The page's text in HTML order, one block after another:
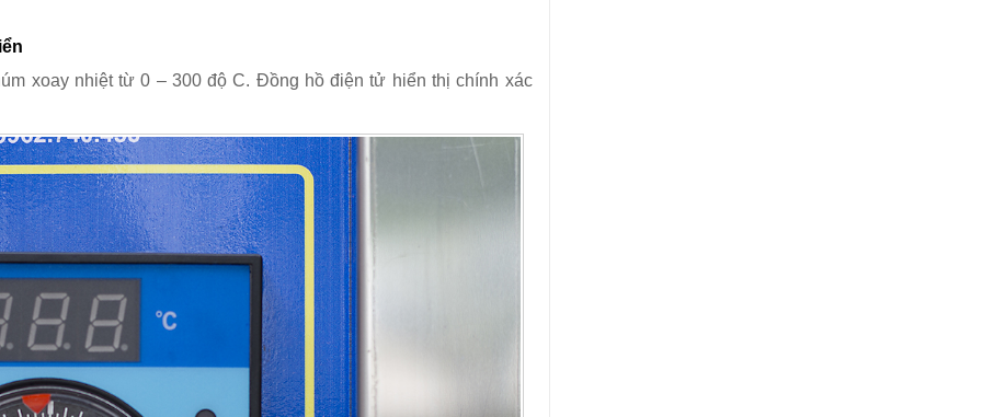
xoay nhiệt từ 0 – 300 độC. Đồng hồ điện tử hiển thị chính xác